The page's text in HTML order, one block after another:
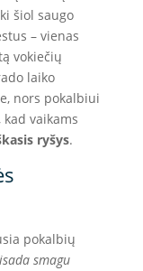
šiol saugo
– vienas
vokiečių
laiko
nors pokalbiui
vaikams
ryšys.
pokalbių
smagu